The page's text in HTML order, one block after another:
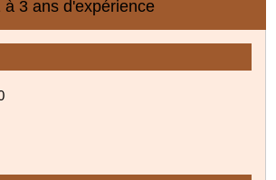
à 3 ans d'expérience